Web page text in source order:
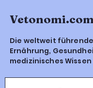
Vetonomi.com
Die weltweit
Ernährung,
medizinisches Wissen